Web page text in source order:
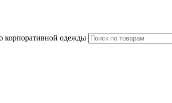
корпоративной одежды